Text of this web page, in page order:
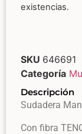
existencias.
SKU 646691
Categoría
Descripción
Sudadera
Con fibra